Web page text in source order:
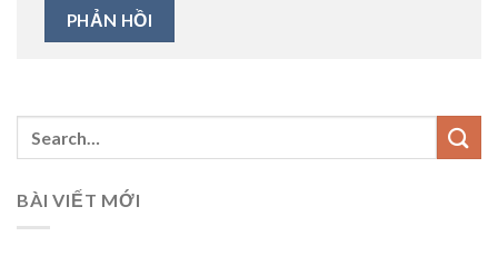
BÀI VIẾT MỚI